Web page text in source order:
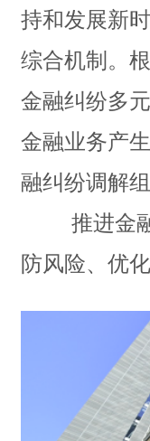
持和发展新
综合机制。
金融纠纷多
金融业务产
融纠纷调解
推进金融
防风险、优